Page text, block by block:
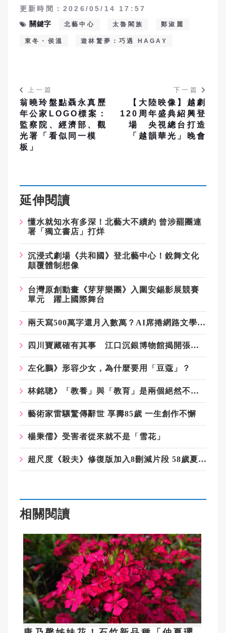
更新時間：2026/05/14 17:57
關鍵字
北藝中心 太魯閣族 鄭淑麗
東冬・侯溫 遊林驚夢：巧遇 HAGAY
上一篇
翁曉玲盤點聶永真歷
年公家LOGO標案：
監察院、經濟部、觀
光署「看似同一模
板」
下一篇
【大陸映像】越劇
120周年盛典紹興登
場 央視總台打造
「越韻華光」晚會
延伸閱讀
懂水就知水有多深！北藝大不續約 曾涉罷團連
署「獨立書店」打烊
沉浸式劇場《共和國》登北藝中心！銳舞文化
顛覆體制想像
台灣原創動畫《芽芽樂團》入圍安錫影展競賽
單元 躍上國際舞台
兩天寫500萬字還月入數萬？AI席捲網路文學 平台急設「拒AI線」
四川寶藏確有其事 江口沉銀博物館揭開張獻忠祕密
左化鵬》形容少女，為什麼要用「豆蔻」？
林銘聰》「教養」與「教育」是兩個絕然不同的境界？
藝術家雷驤驚傳辭世 享壽85歲 一生創作不懈
楊秉儒》受害者從來就不是「雪花」
超尺度《殺夫》修復版加入8刪減片段 58歲夏文汐現模樣曝光
相關閱讀